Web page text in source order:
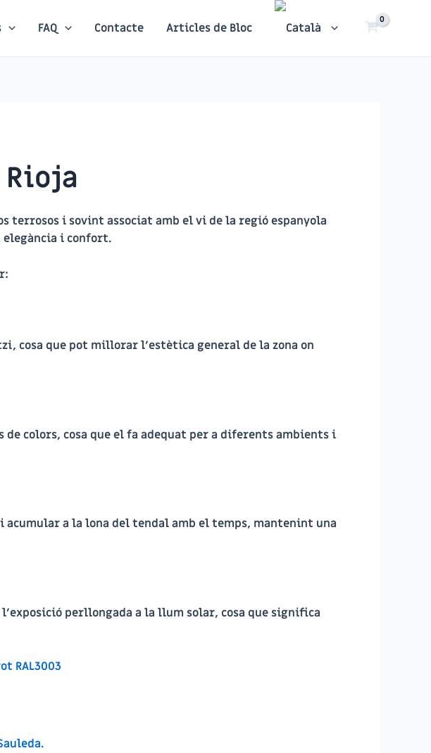
FAQ Contacte Articles de Bloc
Rioja
terrosos i sovint associat amb el vi de la regió espanyola
elegància i confort.
cosa que pot millorar l’estètica general de la zona on
colors, cosa que el fa adequat per a diferents ambients i
a la lona del tendal amb el temps, mantenint una
perllongada a la llum solar, cosa que significa